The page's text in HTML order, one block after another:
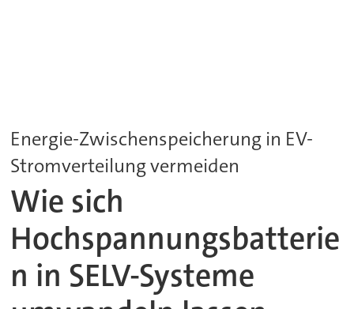
Energie-Zwischenspeicherung in EV-
Stromverteilung vermeiden
Wie sich
Hochspannungsbatterie
n in SELV-Systeme